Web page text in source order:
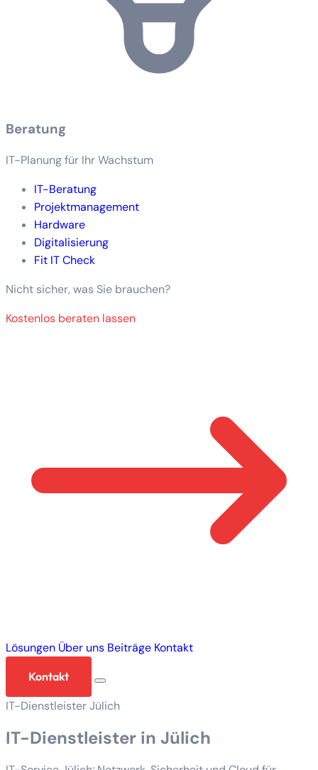
Beratung
IT-Planung für Ihr Wachstum
IT-Beratung
Projektmanagement
Hardware
Digitalisierung
Fit IT Check
Nicht sicher, was Sie brauchen?
Kostenlos beraten lassen
Lösungen Über uns Beiträge Kontakt
Kontakt
IT-Dienstleister Jülich
IT-Dienstleister in Jülich